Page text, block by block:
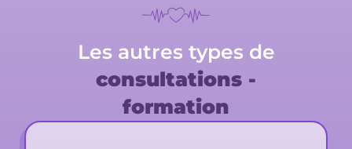
Les autres types de
consultations -
formation